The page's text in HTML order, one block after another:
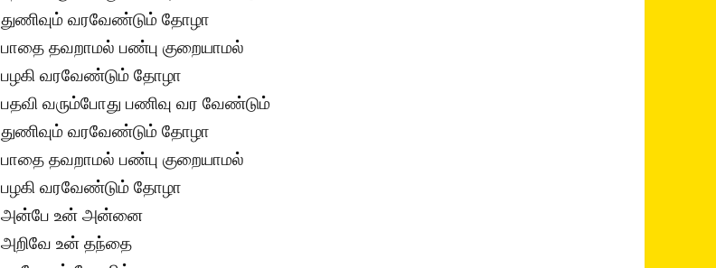
துணிவும் வரவேண்டும் தோழா
பாதை தவறாமல் பண்பு குறையாமல்
பழகி வரவேண்டும் தோழா
பதவி வரும்போது பணிவு வர வேண்டும்
துணிவும் வரவேண்டும் தோழா
பாதை தவறாமல் பண்பு குறையாமல்
பழகி வரவேண்டும் தோழா
அன்பே உன் அன்னை
அறிவே உன் தந்தை